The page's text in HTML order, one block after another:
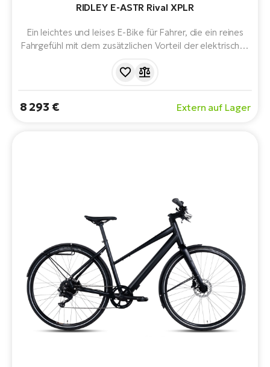
RIDLEY E-ASTR Rival XPLR
Ein leichtes und leises E-Bike für Fahrer, die ein reines
Fahrgefühl mit dem zusätzlichen Vorteil der elektrischen
Carbonrahmen, SRAM-Schaltung, 290-Wh-Akku und
8 293 € Extern auf Lager